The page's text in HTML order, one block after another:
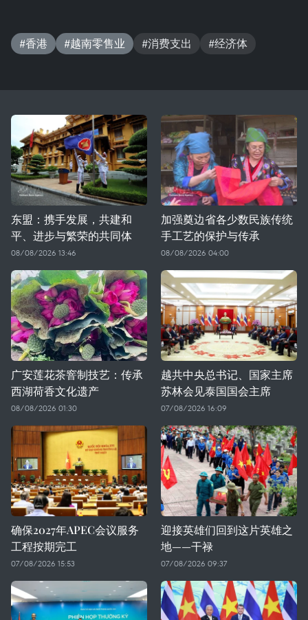
#香港 #越南零售业 #消费支出 #经济体
东盟：携手发展，共建和
平、进步与繁荣的共同体
08/08/2026 13:46
加强奠边省各少数民族传统
手工艺的保护与传承
08/08/2026 04:00
广安莲花茶窨制技艺：传承
西湖荷香文化遗产
08/08/2026 01:30
越共中央总书记、国家主席
苏林会见泰国国会主席
07/08/2026 16:09
确保2027年APEC会议服务
工程按期完工
07/08/2026 15:53
迎接英雄们回到这片英雄之
地——干禄
07/08/2026 09:37